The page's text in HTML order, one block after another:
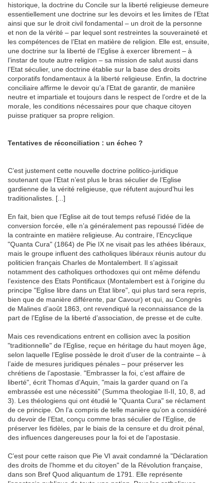
historique, la doctrine du Concile sur la liberté religieuse demeure
essentiellement une doctrine sur les devoirs et les limites de l’Etat
ainsi que sur le droit civil fondamental – un droit de la personne
et non de la vérité – par lequel sont restreintes la souveraineté et
les compétences de l’Etat en matière de religion. Elle est, ensuite,
une doctrine sur la liberté de l’Eglise à exercer librement – à
l’instar de toute autre religion – sa mission de salut aussi dans
l’Etat séculier, une doctrine établie sur la base des droits
corporatifs fondamentaux à la liberté religieuse. Enfin, la doctrine
conciliaire affirme le devoir qu’a l’Etat de garantir, de manière
neutre et impartiale et toujours dans le respect de l’ordre et de la
morale, les conditions nécessaires pour que chaque citoyen
puisse pratiquer sa propre religion.
Tentatives de réconciliation : un échec ?
C’est justement cette nouvelle doctrine politico-juridique
soutenant que l’Etat n’est plus le bras séculier de l’Eglise
gardienne de la vérité religieuse, que réfutent aujourd’hui les
traditionalistes. [...]
En fait, bien que l’Eglise ait de tout temps refusé l’idée de la
conversion forcée, elle n’a généralement pas repoussé l’idée de
la contrainte en matière religieuse. Au contraire, l’Encyclique
"Quanta Cura" (1864) de Pie IX ne visait pas les athées libéraux,
mais le groupe influent des catholiques libéraux réunis autour du
politicien français Charles de Montalembert. Il s’agissait
notamment des catholiques orthodoxes qui ont même défendu
l’existence des Etats Pontificaux (Montalembert est à l’origine du
principe "Eglise libre dans un Etat libre", qui plus tard sera repris,
bien que de manière différente, par Cavour) et qui, au Congrès
de Malines d’août 1863, ont revendiqué la reconnaissance de la
part de l’Eglise de la liberté d’association, de presse et de culte.
Mais ces revendications entrent en collision avec la position
"traditionnelle" de l’Eglise, reçue en héritage du haut moyen âge,
selon laquelle l’Eglise possède le droit d’user de la contrainte – à
l’aide de mesures juridiques pénales – pour préserver les
chrétiens de l’apostasie. "Embrasser la foi, c’est affaire de
liberté", écrit Thomas d’Aquin, "mais la garder quand on l’a
embrassée est une nécessité" (Summa theologiae II-II, 10, 8, ad
3). Les théologiens qui ont étudié le "Quanta Cura" se réclament
de ce principe. On l’a compris de telle manière qu’on a considéré
du devoir de l’Etat, conçu comme bras séculier de l’Eglise, de
préserver les fidèles, par le biais de la censure et du droit pénal,
des influences dangereuses pour la foi et de l’apostasie.
C’est pour cette raison que Pie VI avait condamné la "Déclaration
des droits de l’homme et du citoyen" de la Révolution française,
dans son Bref Quod aliquantum de 1791. Elle représente